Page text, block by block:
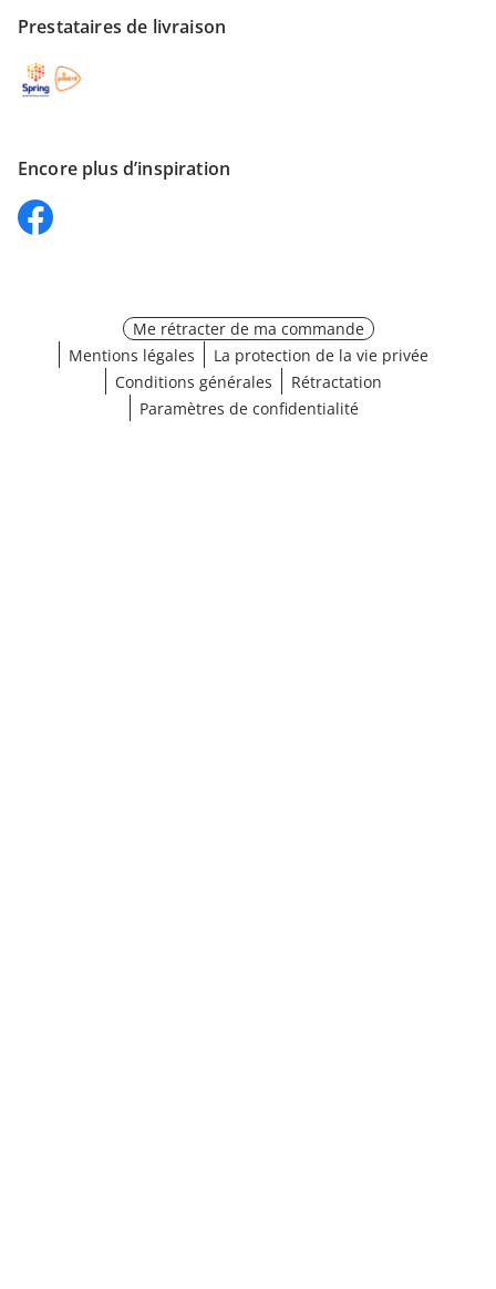
Prestataires de livraison
Encore plus d’inspiration
Me rétracter de ma commande
Mentions légales
La protection de la vie privée
Conditions générales
Rétractation
Paramètres de confidentialité